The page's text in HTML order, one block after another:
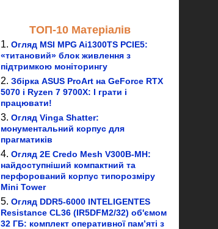
ТОП-10 Матеріалів
Огляд MSI MPG Ai1300TS PCIE5:
«титановий» блок живлення з
підтримкою моніторингу
Збірка ASUS ProArt на GeForce RTX
5070 і Ryzen 7 9700X: І грати і
працювати!
Огляд Vinga Shatter:
монументальний корпус для
прагматиків
Огляд 2E Credo Mesh V300B-MH:
найдоступніший компактний та
перфорований корпус типорозміру
Mini Tower
Огляд DDR5-6000 INTELIGENTES
Resistance CL36 (IR5DFM2/32) об'ємом
32 ГБ: комплект оперативної пам’яті з